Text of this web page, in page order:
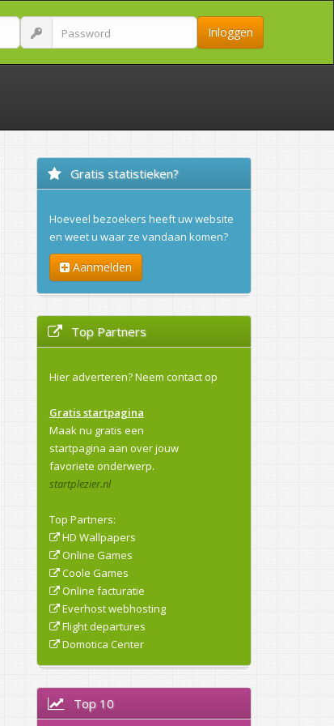
Inloggen
Gratis statistieken?
Hoeveel bezoekers heeft uw website
en weet u waar ze vandaan komen?
Aanmelden
Top Partners
Hier adverteren?Neem contact op
Gratis startpagina
Maak nu gratis een
startpagina aan over jouw
favoriete onderwerp.
startplezier.nl
Top Partners:
HD Wallpapers
Online Games
Coole Games
Online facturatie
Everhost webhosting
Flight departures
Domotica Center
Top 10